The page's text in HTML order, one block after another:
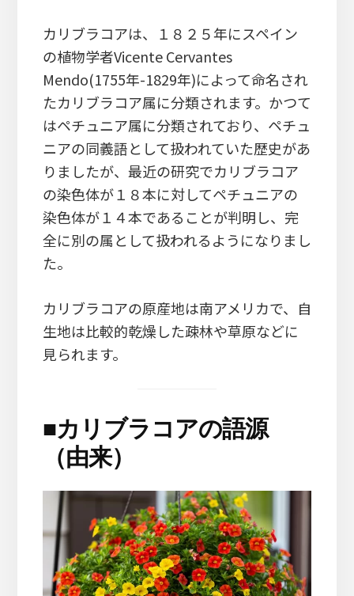
カリブラコアは、１８２５年にスペイン
の植物学者Vicente Cervantes
Mendo(1755年-1829年)によって命名され
たカリブラコア属に分類されます。かつて
はペチュニア属に分類されており、ペチュ
ニアの同義語として扱われていた歴史があ
りましたが、最近の研究でカリブラコア
の染色体が１８本に対してペチュニアの
染色体が１４本であることが判明し、完
全に別の属として扱われるようになりまし
た。
カリブラコアの原産地は南アメリカで、自
生地は比較的乾燥した疎林や草原などに
見られます。
■カリブラコアの語源
（由来）